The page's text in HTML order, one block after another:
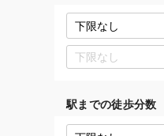
駅までの徒歩分数